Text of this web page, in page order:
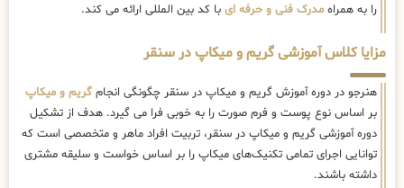
را به همراه مدرک فنی و حرفه ای با کد بین المللی ارائه می کند.
مزایا کلاس آموزشی گریم و میکاپ در سنقر
هنرجو در دوره آموزش گریم و میکاپ در سنقر چگونگی انجام گریم و میکاپ
بر اساس نوع پوست و فرم صورت را به خوبی فرا می گیرد. هدف از تشکیل
دوره آموزشی گریم و میکاپ در سنقر، تربیت افراد ماهر و متخصصی است که
توانایی اجرای تمامی تکنیک‌های میکاپ را بر اساس خواست و سلیقه مشتری
داشته باشند.